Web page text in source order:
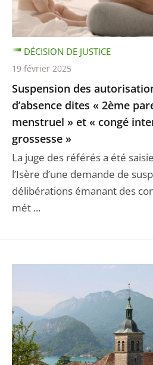
Suspension des
d’absence dites « 2ème
menstruel » et « congé
grossesse »
La juge des référés a été
l’Isère d’une demande de
délibérations émanant des
mét ...
DÉCISION DE JUSTICE
19 février 2025